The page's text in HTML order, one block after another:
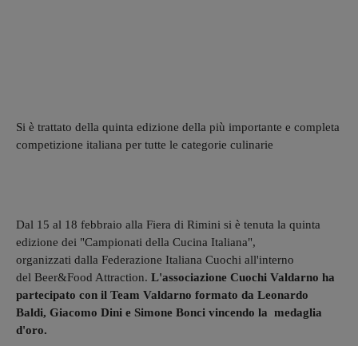
Si è trattato della quinta edizione della più importante e completa
competizione italiana per tutte le categorie culinarie
Dal 15 al 18 febbraio alla Fiera di Rimini si è tenuta la quinta
edizione dei "Campionati della Cucina Italiana",
organizzati dalla Federazione Italiana Cuochi all'interno
del Beer&Food Attraction. L'associazione Cuochi Valdarno ha
partecipato con il Team Valdarno formato da Leonardo
Baldi, Giacomo Dini e Simone Bonci vincendo la medaglia
d'oro.